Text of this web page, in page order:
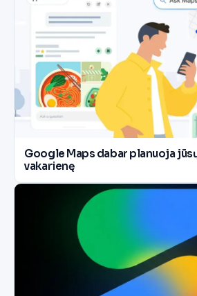
Google Maps dabar planuoja
vakarienę